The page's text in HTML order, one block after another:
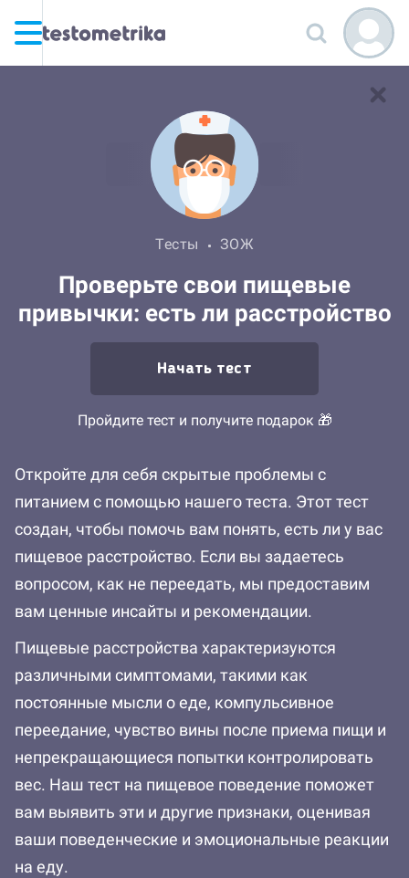
Тесты ЗОЖ
Проверьте свои пищевые
привычки: есть ли расстройство
Начать тест
Пройдите тест и получите подарок 🎁
Откройте для себя скрытые проблемы с
питанием с помощью нашего теста. Этот тест
создан, чтобы помочь вам понять, есть ли у вас
пищевое расстройство. Если вы задаетесь
вопросом, как не переедать, мы предоставим
вам ценные инсайты и рекомендации.
Пищевые расстройства характеризуются
различными симптомами, такими как
постоянные мысли о еде, компульсивное
переедание, чувство вины после приема пищи и
непрекращающиеся попытки контролировать
вес. Наш тест на пищевое поведение поможет
вам выявить эти и другие признаки, оценивая
ваши поведенческие и эмоциональные реакции
на еду.